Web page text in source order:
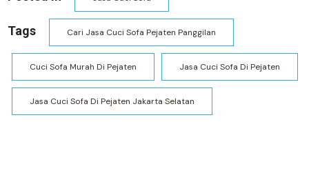
Tags Cari Jasa Cuci Sofa Pejaten Panggilan
Cuci Sofa Murah Di Pejaten Jasa Cuci Sofa Di Pejaten
Jasa Cuci Sofa Di Pejaten Jakarta Selatan